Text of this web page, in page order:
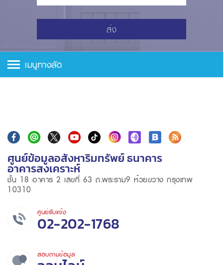
ส่ง
เมนูทางลัด
ศูนย์ข้อมูลอสังหาริมทรัพย์ ธนาคาร
อาคารสงเคราะห์
ชั้น 18 อาคาร 2 เลขที่ 63 ถ.พระราม9 ห้วยขวาง กรุงเทพ
10310
ศูนย์รับแจ้ง
02-202-1768
สอบถามข้อมูล